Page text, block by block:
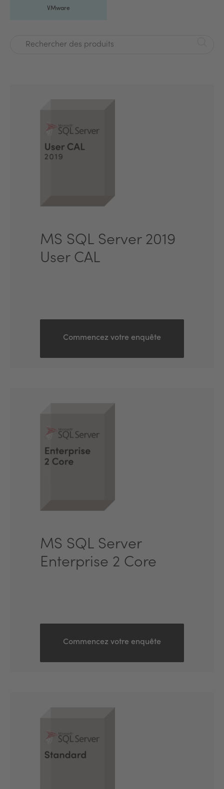
VMware
Rechercher des produits
MS SQL Server 2019
User CAL
Commencez votre enquête
MS SQL Server
Enterprise 2 Core
Commencez votre enquête